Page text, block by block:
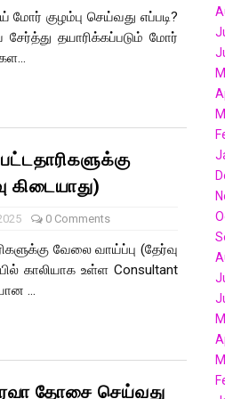
ஆகஸ்ட் 5 ஆம் தேதி உள்ளூர்
தேதி உள்ளூர் விடுமுறை
ரூ.85,920 வரை ஊதியத்தில்
குறித்து அமைச்சர் ராஜ்மோகன்
முன்னிட்டு உள்ளூர்
குழம்பு செய்வது எப்படி?
தயாரிக்கப்படும் மோர்
கிடையாது)
0 Comments
வேலை வாய்ப்பு (தேர்வு
காலியாக உள்ள Consultant
...
தோசை செய்வது